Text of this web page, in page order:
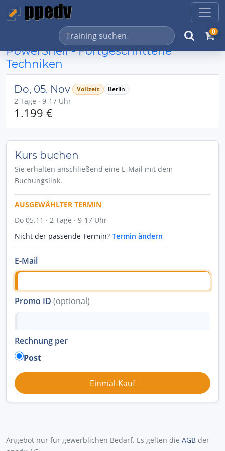
0
PowerShell - Fortgeschrittene
Techniken
Do, 05. Nov Vollzeit Berlin
2 Tage · 9-17 Uhr
1.199 €
Kurs buchen
Sie erhalten anschließend eine E-Mail mit dem
Buchungslink.
AUSGEWÄHLTER TERMIN
Do 05.11 · 2 Tage · 9-17 Uhr
Nicht der passende Termin? Termin ändern
E-Mail
Promo ID (optional)
Rechnung per
Post
Angebot nur für gewerblichen Bedarf. Es gelten die AGB der